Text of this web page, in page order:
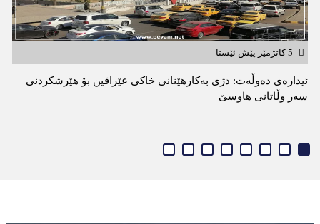
5 کاتژمێر پێش ئێستا
ئیدارەى دەوڵەت: دژى بەکارهێنانى خاکی عێراقین بۆ هێرشکردنى
سەر وڵاتانی هاوسێ